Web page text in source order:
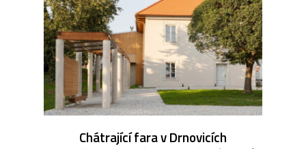
Chátrající fara v Drnovicích